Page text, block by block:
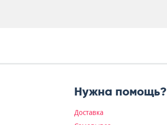
Нужна помощь?
Доставка